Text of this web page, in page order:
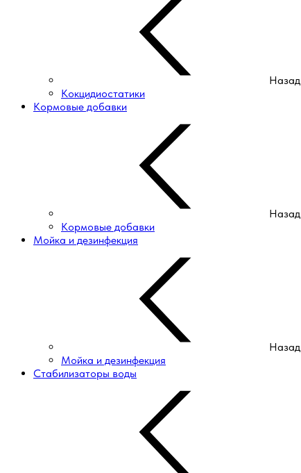
Назад
Кокцидиостатики
Кормовые добавки
Назад
Кормовые добавки
Мойка и дезинфекция
Назад
Мойка и дезинфекция
Стабилизаторы воды